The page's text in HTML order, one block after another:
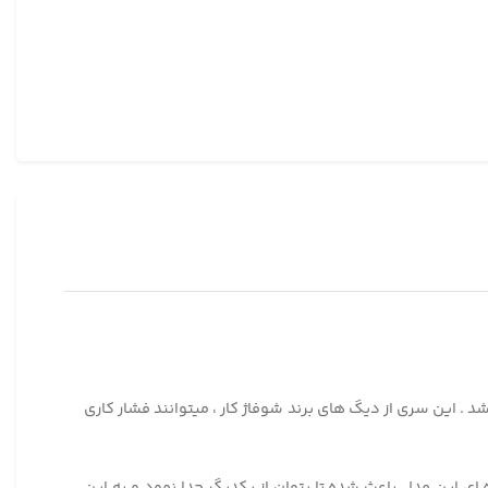
بودن ، شد . این سری از دیگ های برند شوفاژ کار ، میتوانند فشار کاری